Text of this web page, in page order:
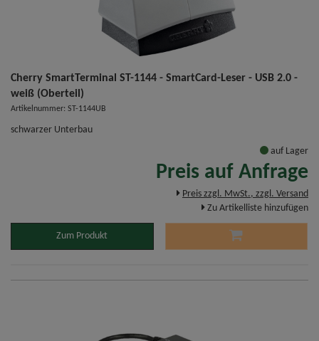
Cherry SmartTerminal ST-1144 - SmartCard-Leser - USB 2.0 -
weiß (Oberteil)
Artikelnummer: ST-1144UB
schwarzer Unterbau
auf Lager
Preis auf Anfrage
Preis zzgl. MwSt., zzgl. Versand
Zu Artikelliste hinzufügen
Zum Produkt